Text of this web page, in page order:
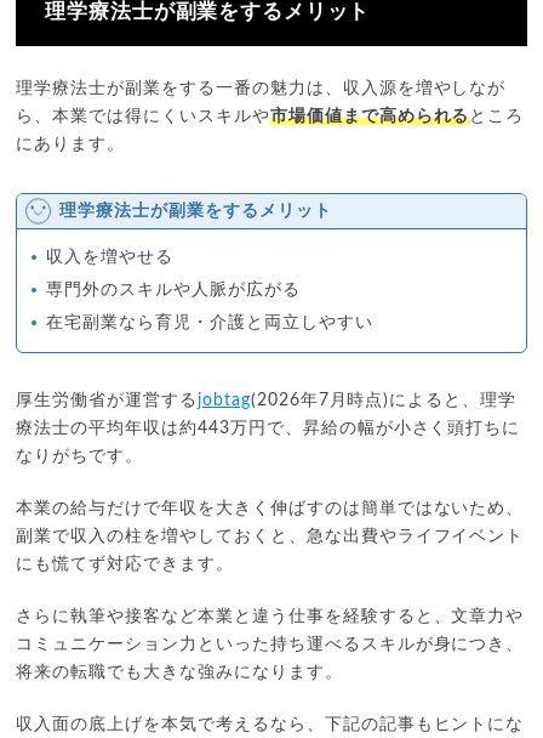
理学療法士が副業をするメリット
理学療法士が副業をする一番の魅力は、収入源を増やしなが
ら、本業では得にくいスキルや市場価値まで高められるところ
にあります。
理学療法士が副業をするメリット
収入を増やせる
専門外のスキルや人脈が広がる
在宅副業なら育児・介護と両立しやすい
厚生労働省が運営する jobtag(2026年7月時点)によると、理学
療法士の平均年収は約443万円で、昇給の幅が小さく頭打ちに
なりがちです。
本業の給与だけで年収を大きく伸ばすのは簡単ではないため、
副業で収入の柱を増やしておくと、急な出費やライフイベント
にも慌てず対応できます。
さらに執筆や接客など本業と違う仕事を経験すると、文章力や
コミュニケーション力といった持ち運べるスキルが身につき、
将来の転職でも大きな強みになります。
収入面の底上げを本気で考えるなら、下記の記事もヒントにな